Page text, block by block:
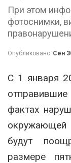
При этом
фотоснимки,
Опубликовано Сен
С 1 января
фактах
окружающей
будут
размере